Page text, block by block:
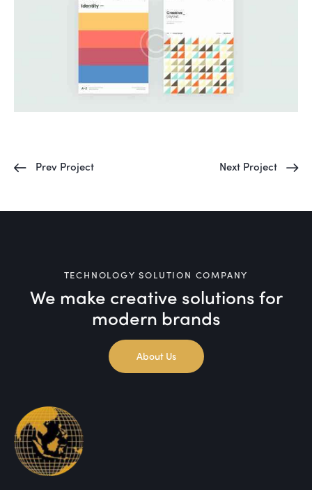
Prev Project Next Project
TECHNOLOGY SOLUTION COMPANY
We make creative solutionsfor
modern brands
About Us